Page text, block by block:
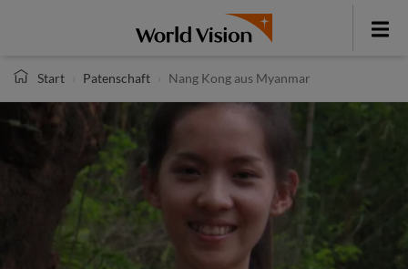
Toggle
Start
Patenschaft Nang Kong aus Myanmar